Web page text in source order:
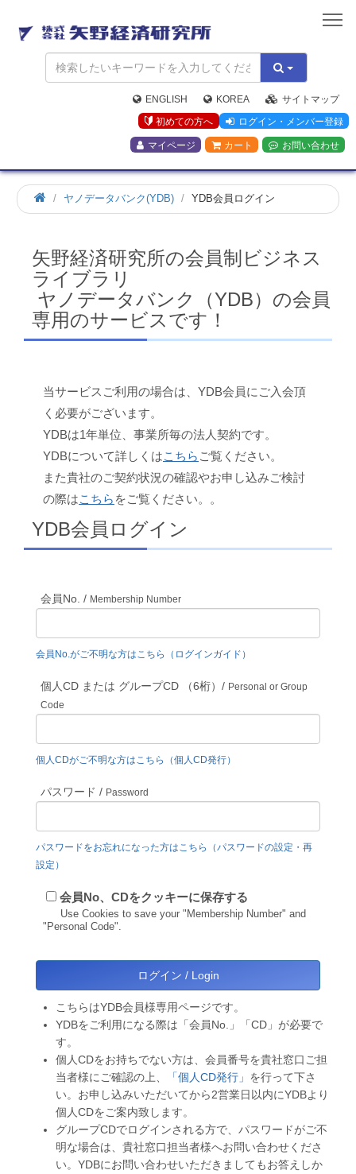
矢
野
経
済
研
究
所
ENGLISH KOREA
サイトマップ
初めての方へ
ログイン・メンバー登録
マイページ カート お問い合わせ
ホ
ー
ヤノデータバンク(YDB) YDB会員ログイン
矢野経済研究所の会員制ビジネス
ライブラリ
ヤノデータバンク（YDB）の会員
専用のサービスです！
当サービスご利用の場合は、YDB会員にご入会頂
く必要がございます。
YDBは1年単位、事業所毎の法人契約です。
YDBについて詳しくはこちら ご覧ください。
また貴社のご契約状況の確認やお申し込みご検討
の際はこちら をご覧ください。。
YDB会員ログイン
会員No. / Membership Number
会員No.がご不明な方はこちら（ログインガイド）
個人CD または グループCD （6桁）/ Personal or Group
Code
個人CDがご不明な方はこちら（個人CD発行）
パスワード / Password
パスワードをお忘れになった方はこちら（パスワードの設定・再
設定）
会員No、CDをクッキーに保存する
Use Cookies to save your "Membership Number" and
"Personal Code".
こちらはYDB会員様専用ページです。
YDBをご利用になる際は「会員No.」「CD」が必要で
す。
個人CDをお持ちでない方は、会員番号を貴社窓口ご担
当者様にご確認の上、
「個人CD発行」 を行って下さ
い。お申し込みいただいてから2営業日以内にYDBより
個人CDをご案内致します。
グループCDでログインされる方で、パスワードがご不
明な場合は、貴社窓口担当者様へお問い合わせくださ
い。YDBにお問い合わせいただきましてもお答えしか